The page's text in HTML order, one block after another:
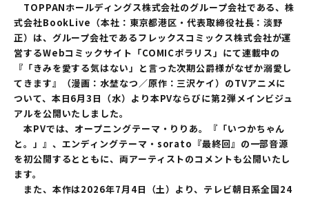
TOPPANホールディングス株式会社のグループ会社である、株
式会社BookLive（本社：東京都港区・代表取締役社長：淡野
正）は、グループ会社であるフレックスコミックス株式会社が運
営するWebコミックサイト「COMICポラリス」にて連載中の
『「きみを愛する気はない」と言った次期公爵様がなぜか溺愛し
てきます』（漫画：水埜なつ／原作：三沢ケイ）のTVアニメに
ついて、本日6月3日（水）より本PVならびに第2弾メインビジュ
アルを公開いたしました。
本PVでは、オープニングテーマ・りりあ。『「いつかちゃん
と。」』、エンディングテーマ・sorato『最終回』の一部音源
を初公開するとともに、両アーティストのコメントも公開いたし
ます。
また、本作は2026年7月4日（土）より、テレビ朝日系全国24